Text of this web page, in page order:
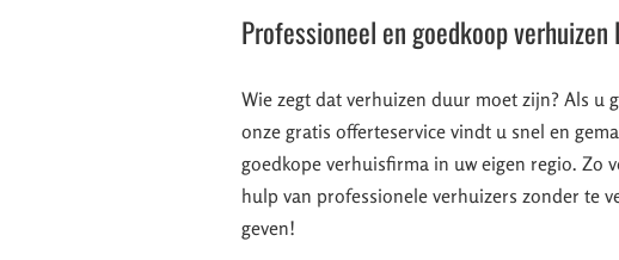
Professioneel en goedkoop
Wie zegt dat verhuizen duur moet zijn? Als u
onze gratis offerteservice vindt u snel en
goedkope verhuisfirma in uw eigen regio. Zo
hulp van professionele verhuizers zonder te
geven!